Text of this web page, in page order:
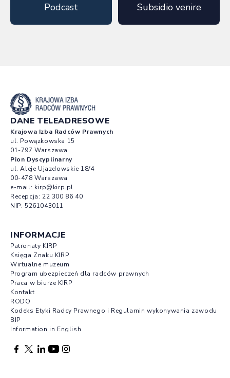
Podcast Subsidio venire
DANE TELEADRESOWE
Krajowa Izba Radców Prawnych
ul. Powązkowska 15
01-797 Warszawa
Pion Dyscyplinarny
ul. Aleje Ujazdowskie 18/4
00-478 Warszawa
e-mail: kirp@kirp.pl
Recepcja: 22 300 86 40
NIP: 5261043011
INFORMACJE
Patronaty KIRP
Księga Znaku KIRP
Wirtualne muzeum
Program ubezpieczeń dla radców prawnych
Praca w biurze KIRP
Kontakt
RODO
Kodeks Etyki Radcy Prawnego i Regulamin wykonywania zawodu
BIP
Information in English
Facebook otwierany w nowej karcie
Profil X otwierany w nowej karcie
Profil LinkedIn otwierany w nowej karcie
Profil YouTube otwierany w nowej karcie
Profil Instagram otwierany w nowej karcie